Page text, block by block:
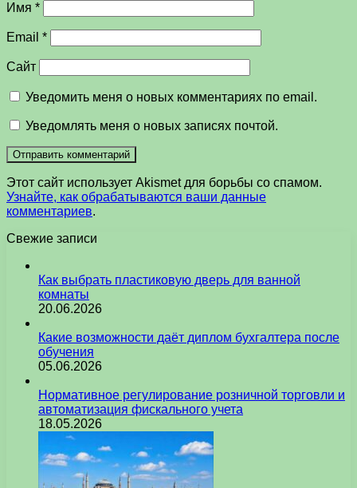
Имя *
Email *
Сайт
Уведомить меня о новых комментариях по email.
Уведомлять меня о новых записях почтой.
Этот сайт использует Akismet для борьбы со спамом.
Узнайте, как обрабатываются ваши данные
комментариев.
Свежие записи
Как выбрать пластиковую дверь для ванной
комнаты
20.06.2026
Какие возможности даёт диплом бухгалтера после
обучения
05.06.2026
Нормативное регулирование розничной торговли и
автоматизация фискального учета
18.05.2026